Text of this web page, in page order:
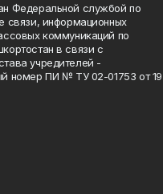
Федеральной службой по
связи, информационных
коммуникаций по
в связи с
учредителей -
номер ПИ № ТУ 02-01753 от 19